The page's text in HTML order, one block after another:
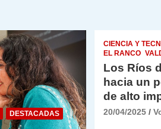
DESTACADAS
CIENCIA Y
EL RANCO
Los Ríos
hacia un
de alto
20/04/2025